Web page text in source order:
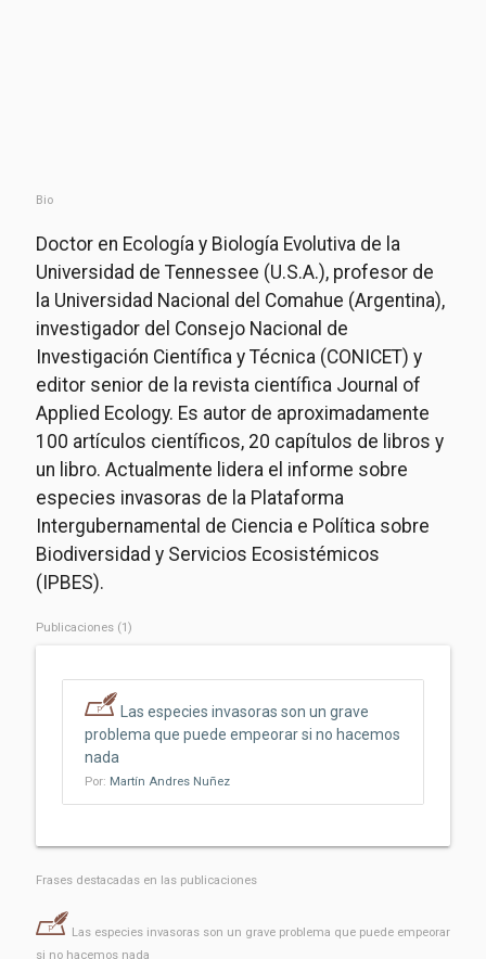
Bio
Doctor en Ecología y Biología Evolutiva de la
Universidad de Tennessee (U.S.A.), profesor de
la Universidad Nacional del Comahue (Argentina),
investigador del Consejo Nacional de
Investigación Científica y Técnica (CONICET) y
editor senior de la revista científica Journal of
Applied Ecology. Es autor de aproximadamente
100 artículos científicos, 20 capítulos de libros y
un libro. Actualmente lidera el informe sobre
especies invasoras de la Plataforma
Intergubernamental de Ciencia e Política sobre
Biodiversidad y Servicios Ecosistémicos
(IPBES).
Publicaciones (1)
Las especies invasoras son un grave
problema que puede empeorar si no hacemos
nada
Por: Martín Andres Nuñez
Frases destacadas en las publicaciones
Las especies invasoras son un grave problema que puede empeorar
si no hacemos nada